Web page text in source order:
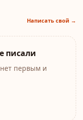
Написать свой →
писали
первым и